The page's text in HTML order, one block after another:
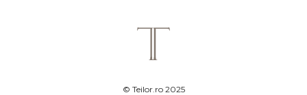
© Teilor.ro 2025